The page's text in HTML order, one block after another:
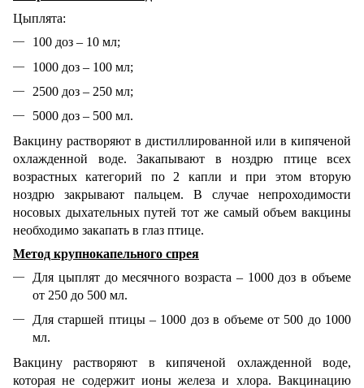
Цыплята:
100 доз – 10 мл;
1000 доз – 100 мл;
2500 доз – 250 мл;
5000 доз – 500 мл.
Вакцину растворяют в дистиллированной или в кипяченой
охлажденной воде. Закапывают в ноздрю птице всех
возрастных категорий по 2 капли и при этом вторую
ноздрю закрывают пальцем. В случае непроходимости
носовых дыхательных путей тот же самый объем вакцины
необходимо закапать в глаз птице.
Метод крупнокапельного спрея
Для цыплят до месячного возраста – 1000 доз в объеме
от 250 до 500 мл.
Для старшей птицы – 1000 доз в объеме от 500 до 1000
мл.
Вакцину растворяют в кипяченой охлажденной воде,
которая не содержит ионы железа и хлора. Вакцинацию